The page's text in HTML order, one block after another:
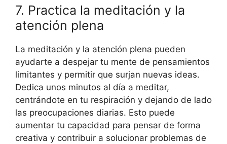
7. Practica la meditación y la
atención plena
La meditación y la atención plena pueden
ayudarte a despejar tu mente de pensamientos
limitantes y permitir que surjan nuevas ideas.
Dedica unos minutos al día a meditar,
centrándote en tu respiración y dejando de lado
las preocupaciones diarias. Esto puede
aumentar tu capacidad para pensar de forma
creativa y contribuir a solucionar problemas de